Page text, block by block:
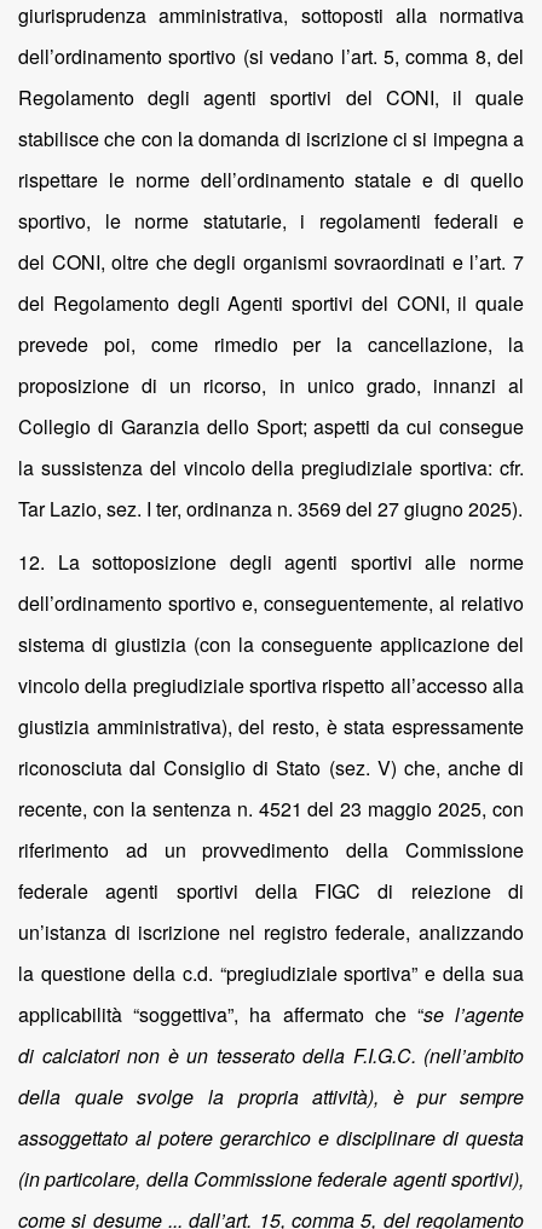
giurisprudenza amministrativa, sottoposti alla normativa
dell’ordinamento sportivo (si vedano l’art. 5, comma 8, del
Regolamento degli agenti sportivi del CONI, il quale
stabilisce che con la domanda di iscrizione ci si impegna a
rispettare le norme dell’ordinamento statale e di quello
sportivo, le norme statutarie, i regolamenti federali e
del CONI, oltre che degli organismi sovraordinati e l’art. 7
del Regolamento degli Agenti sportivi del CONI, il quale
prevede poi, come rimedio per la cancellazione, la
proposizione di un ricorso, in unico grado, innanzi al
Collegio di Garanzia dello Sport; aspetti da cui consegue
la sussistenza del vincolo della pregiudiziale sportiva: cfr.
Tar Lazio, sez. I ter, ordinanza n. 3569 del 27 giugno 2025).
12. La sottoposizione degli agenti sportivi alle norme
dell’ordinamento sportivo e, conseguentemente, al relativo
sistema di giustizia (con la conseguente applicazione del
vincolo della pregiudiziale sportiva rispetto all’accesso alla
giustizia amministrativa), del resto, è stata espressamente
riconosciuta dal Consiglio di Stato (sez. V) che, anche di
recente, con la sentenza n. 4521 del 23 maggio 2025, con
riferimento ad un provvedimento della Commissione
federale agenti sportivi della FIGC di reiezione di
un’istanza di iscrizione nel registro federale, analizzando
la questione della c.d. “pregiudiziale sportiva” e della sua
applicabilità “soggettiva”, ha affermato che “se l’agente
di calciatori non è un tesserato della F.I.G.C. (nell’ambito
della quale svolge la propria attività), è pur sempre
assoggettato al potere gerarchico e disciplinare di questa
(in particolare, della Commissione federale agenti sportivi),
come si desume ... dall’art. 15, comma 5, del regolamento